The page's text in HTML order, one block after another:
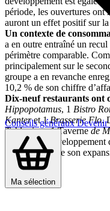
Conseils générauxDevenir
Ma sélection
période, les ouvertures ont
auront un effet positif sur
Un contexte de
a en outre entraîné un
périmètre comparable.
principalement sur le
groupe a en revanche
10,2 % de son chiffre
Dix-neuf restaurants ont
Hippopotamus, 1 Bistro
Kanteret 1Brasserie Flo.
Tablapizza, 1 Tavernede
formule de
pour poursuivre son
Partager sur :